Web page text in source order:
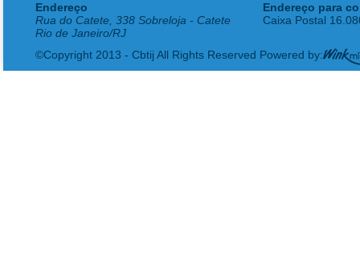
Endereço
Rua do Catete, 338 Sobreloja - Catete
Rio de Janeiro/RJ
Endereço para
Caixa Postal
©Copyright 2013 - Cbtij All Rights Reserved Powered by: